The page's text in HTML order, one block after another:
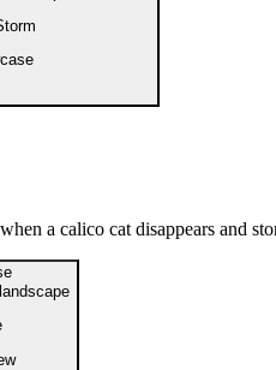
a calico cat disappears and
landscape